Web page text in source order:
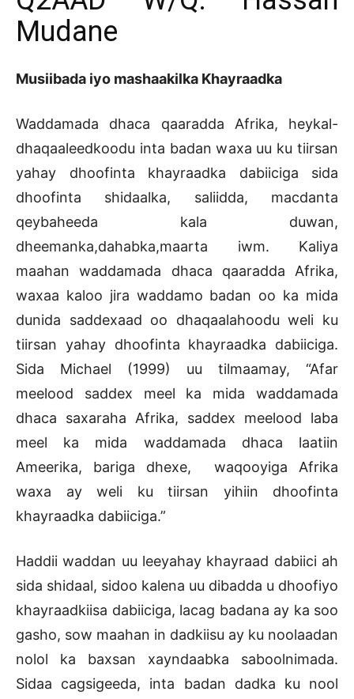
Mudane
Musiibada iyo mashaakilka Khayraadka
Waddamada dhaca qaaradda Afrika, heykal-
dhaqaaleedkoodu inta badan waxa uu ku tiirsan
yahay dhoofinta khayraadka dabiiciga sida
dhoofinta shidaalka, saliidda, macdanta
qeybaheeda kala duwan,
dheemanka,dahabka,maarta iwm. Kaliya
maahan waddamada dhaca qaaradda Afrika,
waxaa kaloo jira waddamo badan oo ka mida
dunida saddexaad oo dhaqaalahoodu weli ku
tiirsan yahay dhoofinta khayraadka dabiiciga.
Sida Michael (1999) uu tilmaamay, “Afar
meelood saddex meel ka mida waddamada
dhaca saxaraha Afrika, saddex meelood laba
meel ka mida waddamada dhaca laatiin
Ameerika, bariga dhexe, waqooyiga Afrika
waxa ay weli ku tiirsan yihiin dhoofinta
khayraadka dabiiciga.”
Haddii waddan uu leeyahay khayraad dabiici ah
sida shidaal, sidoo kalena uu dibadda u dhoofiyo
khayraadkiisa dabiiciga, lacag badana ay ka soo
gasho, sow maahan in dadkiisu ay ku noolaadan
nolol ka baxsan xayndaabka saboolnimada.
Sidaa cagsigeeda, inta badan dadka ku nool